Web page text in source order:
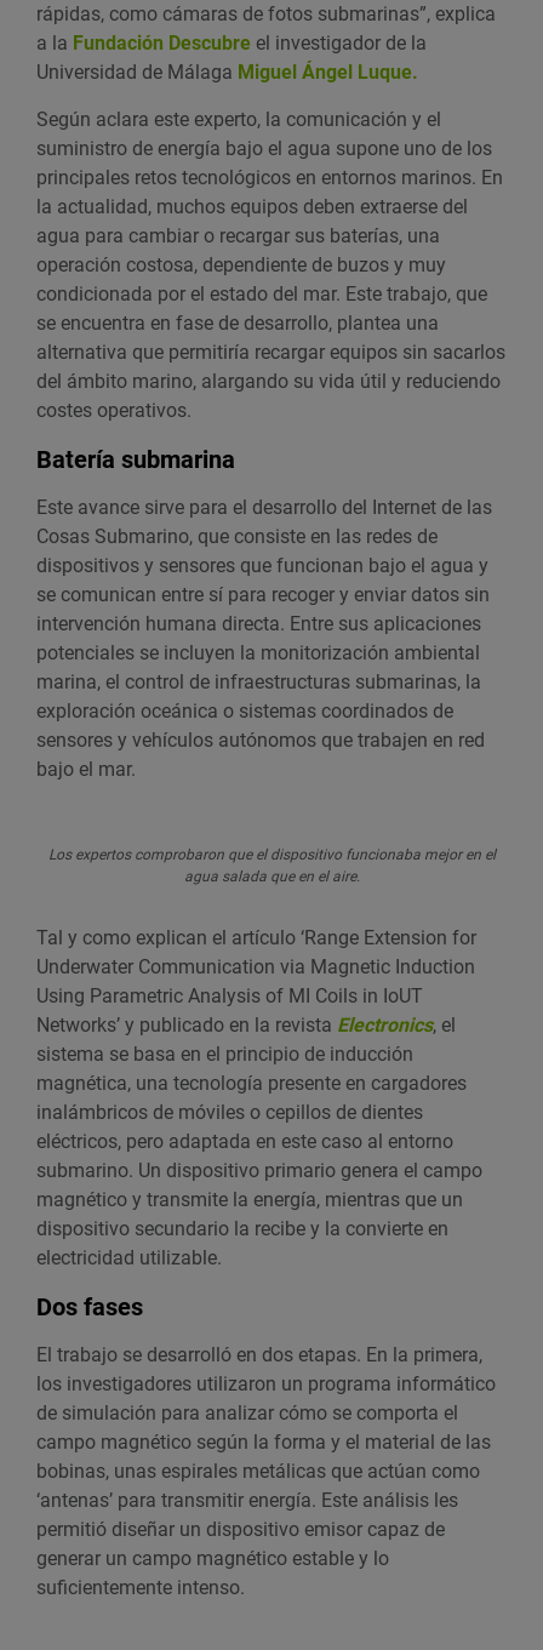
rápidas, como cámaras de fotos submarinas”, explica
a la Fundación Descubre el investigador de la
Universidad de Málaga Miguel Ángel Luque.
Según aclara este experto, la comunicación y el
suministro de energía bajo el agua supone uno de los
principales retos tecnológicos en entornos marinos. En
la actualidad, muchos equipos deben extraerse del
agua para cambiar o recargar sus baterías, una
operación costosa, dependiente de buzos y muy
condicionada por el estado del mar. Este trabajo, que
se encuentra en fase de desarrollo, plantea una
alternativa que permitiría recargar equipos sin sacarlos
del ámbito marino, alargando su vida útil y reduciendo
costes operativos.
Batería submarina
Este avance sirve para el desarrollo del Internet de las
Cosas Submarino, que consiste en las redes de
dispositivos y sensores que funcionan bajo el agua y
se comunican entre sí para recoger y enviar datos sin
intervención humana directa. Entre sus aplicaciones
potenciales se incluyen la monitorización ambiental
marina, el control de infraestructuras submarinas, la
exploración oceánica o sistemas coordinados de
sensores y vehículos autónomos que trabajen en red
bajo el mar.
Los expertos comprobaron que el dispositivo funcionaba mejor en el
agua salada que en el aire.
Tal y como explican el artículo ‘Range Extension for
Underwater Communication via Magnetic Induction
Using Parametric Analysis of MI Coils in IoUT
Networks’ y publicado en la revista Electronics, el
sistema se basa en el principio de inducción
magnética, una tecnología presente en cargadores
inalámbricos de móviles o cepillos de dientes
eléctricos, pero adaptada en este caso al entorno
submarino. Un dispositivo primario genera el campo
magnético y transmite la energía, mientras que un
dispositivo secundario la recibe y la convierte en
electricidad utilizable.
Dos fases
El trabajo se desarrolló en dos etapas. En la primera,
los investigadores utilizaron un programa informático
de simulación para analizar cómo se comporta el
campo magnético según la forma y el material de las
bobinas, unas espirales metálicas que actúan como
‘antenas’ para transmitir energía. Este análisis les
permitió diseñar un dispositivo emisor capaz de
generar un campo magnético estable y lo
suficientemente intenso.